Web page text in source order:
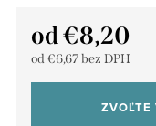
od€8,20
od€6,67bez DPH
Jednotková
ZVOĽTE